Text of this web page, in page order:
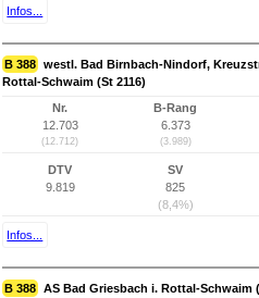
Infos...
B 388 westl. Bad Birnbach-Nindorf,
Rottal-Schwaim (St 2116)
Nr.
12.703
(12.712)
B-Rang
6.373
(3.989)
DTV
9.819
SV
825
(8,4%)
Infos...
B 388 AS Bad Griesbach i. Rottal-Schwaim